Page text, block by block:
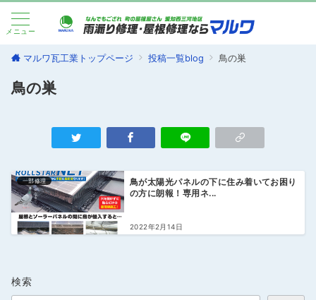
メニュー
マルワ瓦工業トップページ 投稿一覧blog 鳥の巣
鳥の巣
一部修理
鳥が太陽光パネルの下に住み着いてお困り
の方に朗報！専用ネ...
2022年2月14日
検索